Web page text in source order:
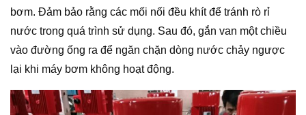
bơm. Đảm bảo rằng các mối nối đều khít để tránh rò rỉ
nước trong quá trình sử dụng. Sau đó, gắn van một chiều
vào đường ống ra để ngăn chặn dòng nước chảy ngược
lại khi máy bơm không hoạt động.